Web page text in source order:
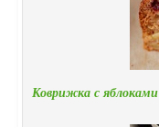
Коврижка с яблоками